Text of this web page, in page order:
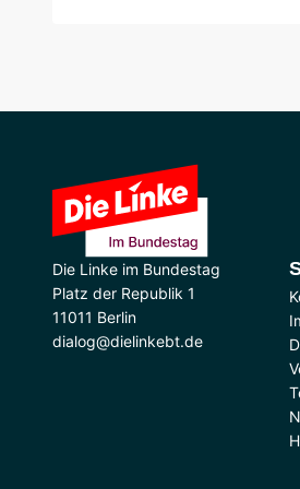
Die Linke im Bundestag
Platz der Republik 1
11011 Berlin
dialog@dielinkebt.de